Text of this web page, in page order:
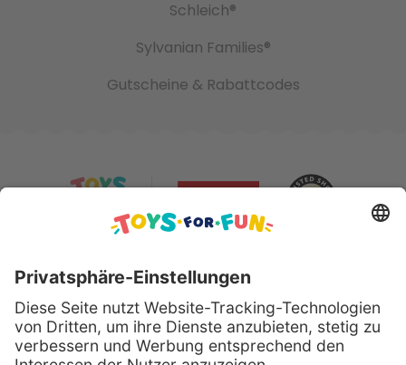
Schleich®
Sylvanian Families®
Gutscheine & Rabattcodes
Sicher bezahlen mit: